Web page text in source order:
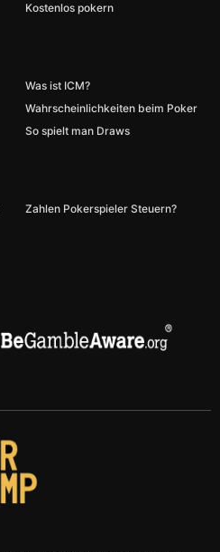
Kostenlos pokern
Was ist ICM?
Wahrscheinlichkeiten beim Poker
So spielt man Draws
Zahlen Pokerspieler Steuern?